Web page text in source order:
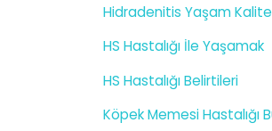
Hidradenitis Yaşam
HS Hastalığı İle Yaşamak
HS Hastalığı Belirtileri
Köpek Memesi Hastalığı